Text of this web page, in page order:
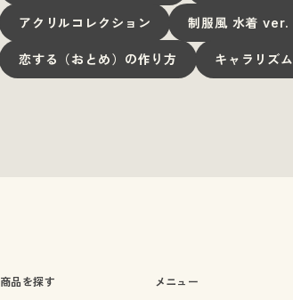
アクリルコレクション 制服風 水着 ver.
恋する（おとめ）の作り方 キャラリズム
商品を探す メニュー